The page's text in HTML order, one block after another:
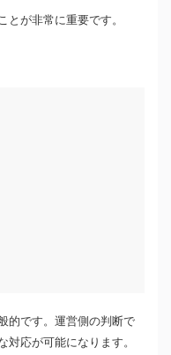
とが非常に重要です。
的です。運営側の判断で
応が可能になります。